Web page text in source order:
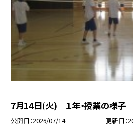
7月14日(火) １年・授業の様子
公開日 2026/07/14 更新日